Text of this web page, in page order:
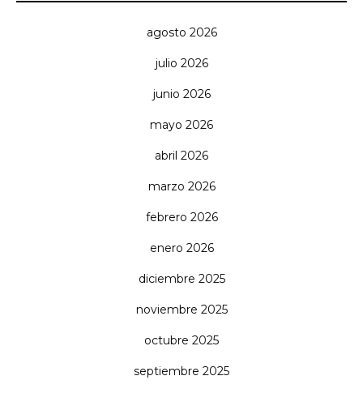
agosto 2026
julio 2026
junio 2026
mayo 2026
abril 2026
marzo 2026
febrero 2026
enero 2026
diciembre 2025
noviembre 2025
octubre 2025
septiembre 2025